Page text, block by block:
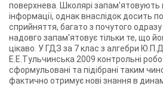
поверхнева. Школярі запам'ятовують
інформації, однак внаслідок досить
сприйняття, багато з почутого одразу
надовго запам'ятовує тільки те, що
цікаво. У ГДЗ за 7 клас з алгебри
Е.Е.Тульчинська 2009 контрольні
сформульовані та підібрані таким
фактично отримує нові знання в